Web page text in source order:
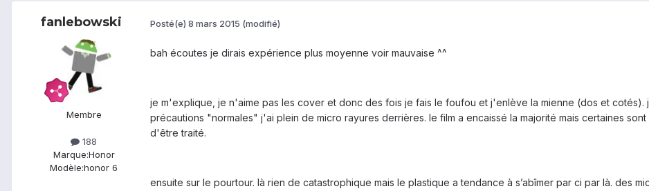
fanlebowski
Membre
188
Marque:Honor
Modèle:honor 6
Posté(e) 8 mars 2015 (modifié)
bah écoutes je dirais expérience plus moyenne voir mauvaise ^^
je m'explique, je n'aime pas les cover et donc des fois je fais le foufou et j'enlève la mienne (dos et
précautions "normales" j'ai plein de micro rayures derrières. le film a encaissé la majorité mais certaines
d'être traité.
ensuite sur le pourtour. là rien de catastrophique mais le plastique a tendance à s’abîmer par ci par là. des